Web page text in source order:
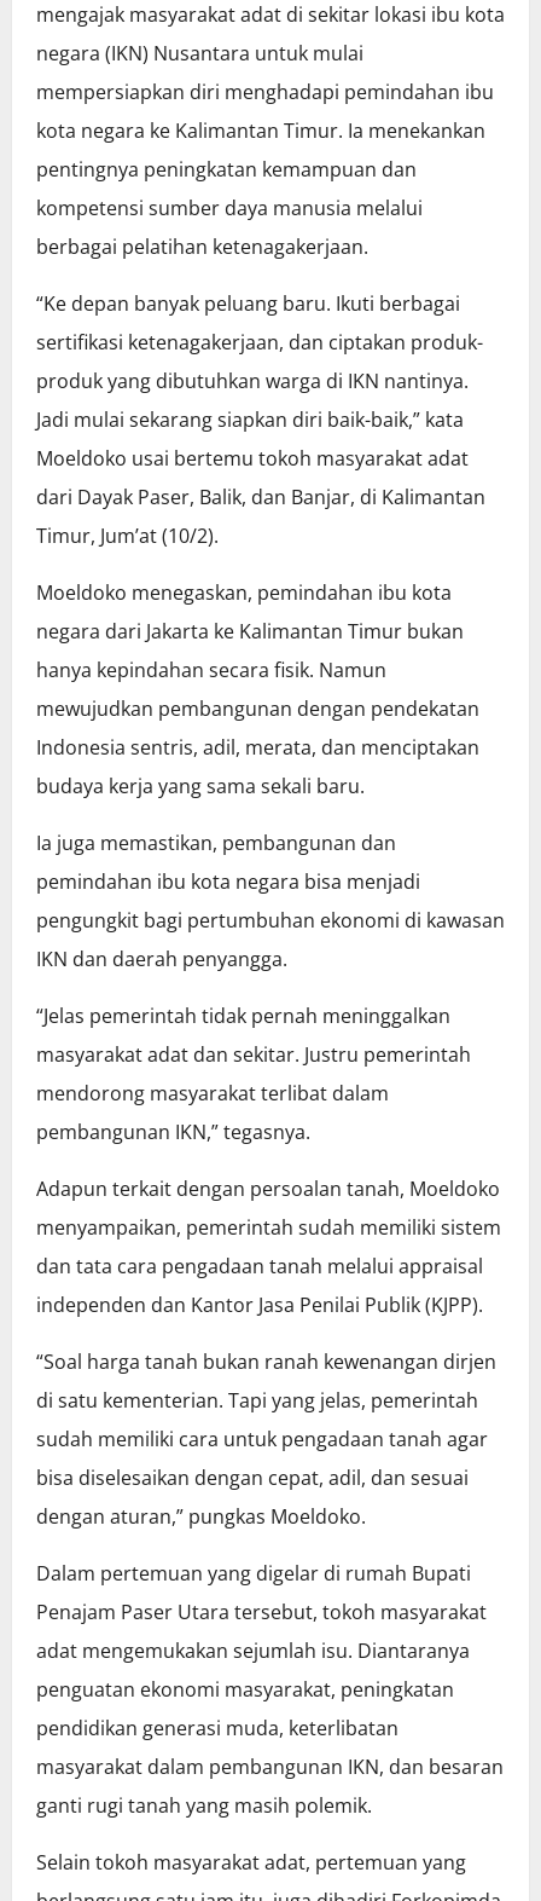
mengajak masyarakat adat di sekitar lokasi ibu kota
negara (IKN) Nusantara untuk mulai
mempersiapkan diri menghadapi pemindahan ibu
kota negara ke Kalimantan Timur. Ia menekankan
pentingnya peningkatan kemampuan dan
kompetensi sumber daya manusia melalui
berbagai pelatihan ketenagakerjaan.
“Ke depan banyak peluang baru. Ikuti berbagai
sertifikasi ketenagakerjaan, dan ciptakan produk-
produk yang dibutuhkan warga di IKN nantinya.
Jadi mulai sekarang siapkan diri baik-baik,” kata
Moeldoko usai bertemu tokoh masyarakat adat
dari Dayak Paser, Balik, dan Banjar, di Kalimantan
Timur, Jum’at (10/2).
Moeldoko menegaskan, pemindahan ibu kota
negara dari Jakarta ke Kalimantan Timur bukan
hanya kepindahan secara fisik. Namun
mewujudkan pembangunan dengan pendekatan
Indonesia sentris, adil, merata, dan menciptakan
budaya kerja yang sama sekali baru.
Ia juga memastikan, pembangunan dan
pemindahan ibu kota negara bisa menjadi
pengungkit bagi pertumbuhan ekonomi di kawasan
IKN dan daerah penyangga.
“Jelas pemerintah tidak pernah meninggalkan
masyarakat adat dan sekitar. Justru pemerintah
mendorong masyarakat terlibat dalam
pembangunan IKN,” tegasnya.
Adapun terkait dengan persoalan tanah, Moeldoko
menyampaikan, pemerintah sudah memiliki sistem
dan tata cara pengadaan tanah melalui appraisal
independen dan Kantor Jasa Penilai Publik (KJPP).
“Soal harga tanah bukan ranah kewenangan dirjen
di satu kementerian. Tapi yang jelas, pemerintah
sudah memiliki cara untuk pengadaan tanah agar
bisa diselesaikan dengan cepat, adil, dan sesuai
dengan aturan,” pungkas Moeldoko.
Dalam pertemuan yang digelar di rumah Bupati
Penajam Paser Utara tersebut, tokoh masyarakat
adat mengemukakan sejumlah isu. Diantaranya
penguatan ekonomi masyarakat, peningkatan
pendidikan generasi muda, keterlibatan
masyarakat dalam pembangunan IKN, dan besaran
ganti rugi tanah yang masih polemik.
Selain tokoh masyarakat adat, pertemuan yang